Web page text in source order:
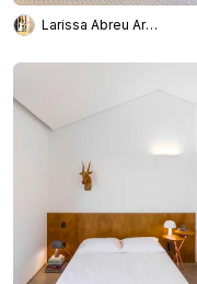
Larissa Abreu Arquitetura